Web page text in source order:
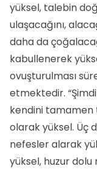
yüksel, talebin
ulaşacağını,
daha da
kabullenerek
ovuşturulması
etmektedir.
kendini tamamen
olarak yüksel. Üç
nefesler alarak
yüksel, huzur dolu